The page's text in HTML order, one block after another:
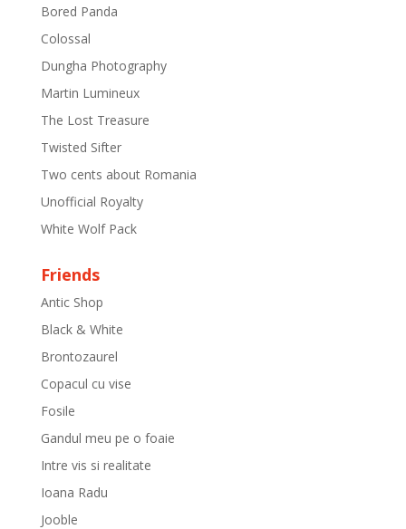
Bored Panda
Colossal
Dungha Photography
Martin Lumineux
The Lost Treasure
Twisted Sifter
Two cents about Romania
Unofficial Royalty
White Wolf Pack
Friends
Antic Shop
Black & White
Brontozaurel
Copacul cu vise
Fosile
Gandul meu pe o foaie
Intre vis si realitate
Ioana Radu
Jooble